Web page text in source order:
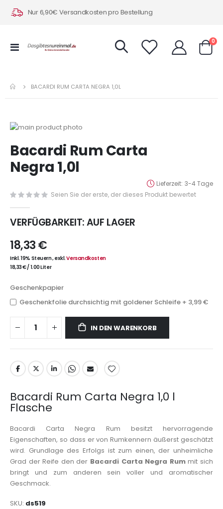
Nur 6,90€ Versandkosten pro Bestellung
Navigation
0
BACARDI RUM CARTA NEGRA 1,0L
Zum
der
Bildergalerie
springen
Anfang
der
Bildergalerie
Bacardi Rum Carta
Negra 1,0l
Lieferzeit 3-4 Tage
Seien Sie der erste, der dieses Produkt bewertet
VERFÜGBARKEIT:AUF LAGER
18,33 €
Inkl. 19% Steuern,exkl.Versandkosten
18,33 €/1.00 Liter
Geschenkpapier
Geschenkfolie durchsichtig mit goldener Schleife + 3,99 €
IN DEN WARENKORB
Bacardi Rum Carta Negra 1,0 l
Flasche
Bacardi Carta Negra Rum besitzt hervorragende
Eigenschaften, so dass er von Rumkennern äußerst geschätzt
wird. Grundlage des Erfolgs ist zum einen, der unheimliche
Grad der Reife den der Bacardi Carta Negra Rummit sich
bringt und zum anderen sein voller und aromatischer
Geschmack.
SKU ds519